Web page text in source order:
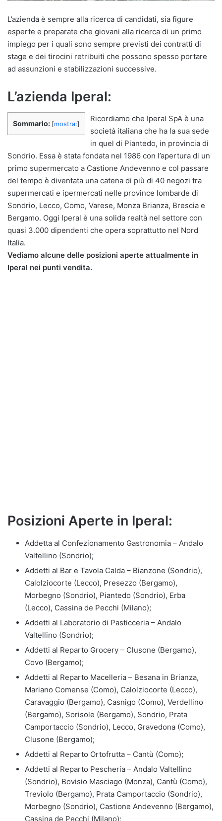
L’azienda è sempre alla ricerca di candidati, sia figure
esperte e preparate che giovani alla ricerca di un primo
impiego per i quali sono sempre previsti dei contratti di
stage e dei tirocini retribuiti che possono spesso portare
ad assunzioni e stabilizzazioni successive.
L’azienda Iperal:
Sommario: [mostra:]
Ricordiamo che Iperal SpA è una
società italiana che ha la sua sede
in quel di Piantedo, in provincia di
Sondrio. Essa è stata fondata nel 1986 con l’apertura di un
primo supermercato a Castione Andevenno e col passare
del tempo è diventata una catena di più di 40 negozi tra
supermercati e ipermercati nelle province lombarde di
Sondrio, Lecco, Como, Varese, Monza Brianza, Brescia e
Bergamo. Oggi Iperal è una solida realtà nel settore con
quasi 3.000 dipendenti che opera soprattutto nel Nord
Italia.
Vediamo alcune delle posizioni aperte attualmente in
Iperal nei punti vendita.
Posizioni Aperte in Iperal:
Addetta al Confezionamento Gastronomia – Andalo
Valtellino (Sondrio);
Addetti al Bar e Tavola Calda – Bianzone (Sondrio),
Calolziocorte (Lecco), Presezzo (Bergamo),
Morbegno (Sondrio), Piantedo (Sondrio), Erba
(Lecco), Cassina de Pecchi (Milano);
Addetti al Laboratorio di Pasticceria – Andalo
Valtellino (Sondrio);
Addetti al Reparto Grocery – Clusone (Bergamo),
Covo (Bergamo);
Addetti al Reparto Macelleria – Besana in Brianza,
Mariano Comense (Como), Calolziocorte (Lecco),
Caravaggio (Bergamo), Casnigo (Como), Verdellino
(Bergamo), Sorisole (Bergamo), Sondrio, Prata
Camportaccio (Sondrio), Lecco, Gravedona (Como),
Clusone (Bergamo);
Addetti al Reparto Ortofrutta – Cantù (Como);
Addetti al Reparto Pescheria – Andalo Valtellino
(Sondrio), Bovisio Masciago (Monza), Cantù (Como),
Treviolo (Bergamo), Prata Camportaccio (Sondrio),
Morbegno (Sondrio), Castione Andevenno (Bergamo),
Cassina de Pecchi (Milano);